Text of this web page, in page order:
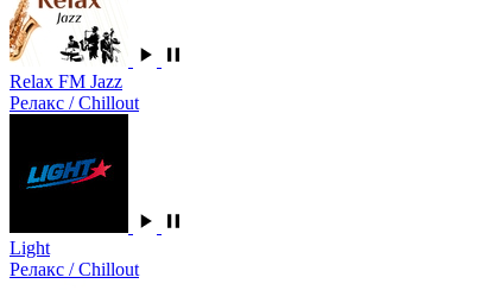
Relax FM Jazz
Релакс / Chillout
Light
Релакс / Chillout